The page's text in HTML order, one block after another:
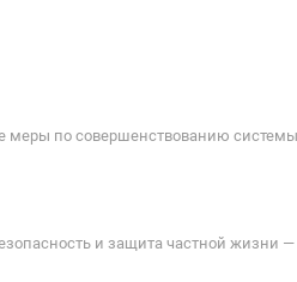
по совершенствованию
и защита частной